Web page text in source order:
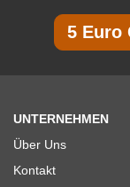
5 Euro
UNTERNEHMEN
Über Uns
Kontakt